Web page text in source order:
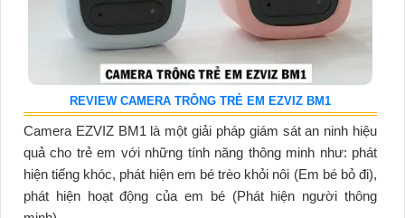
REVIEW CAMERA TRÔNG TRẺ EM EZVIZ BM1
Camera EZVIZ BM1 là một giải pháp giám sát an ninh hiệu
quả cho trẻ em với những tính năng thông minh như: phát
hiện tiếng khóc, phát hiện em bé trèo khỏi nôi (Em bé bỏ đi),
phát hiện hoạt động của em bé (Phát hiện người thông